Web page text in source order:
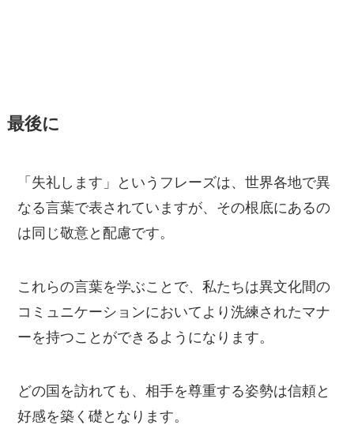
最後に
「失礼します」というフレーズは、世界各地で異
なる言葉で表されていますが、その根底にあるの
は同じ敬意と配慮です。
これらの言葉を学ぶことで、私たちは異文化間の
コミュニケーションにおいてより洗練されたマナ
ーを持つことができるようになります。
どの国を訪れても、相手を尊重する姿勢は信頼と
好感を築く礎となります。